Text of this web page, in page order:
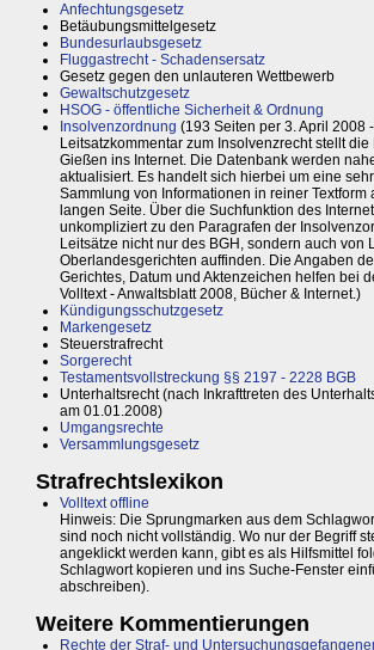
Anfechtungsgesetz
Betäubungsmittelgesetz
Bundesurlaubsgesetz
Fluggastrecht - Schadensersatz
Gesetz gegen den unlauteren Wettbewerb
Gewaltschutzgesetz
HSOG - öffentliche Sicherheit & Ordnung
Insolvenzordnung (193 Seiten per 3. April 2008
Leitsatzkommentar zum Insolvenzrecht stellt
Gießen ins Internet. Die Datenbank werden
aktualisiert. Es handelt sich hierbei um eine
Sammlung von Informationen in reiner Textform
langen Seite. Über die Suchfunktion des
unkompliziert zu den Paragrafen der
Leitsätze nicht nur des BGH, sondern auch von
Oberlandesgerichten auffinden. Die Angaben
Gerichtes, Datum und Aktenzeichen helfen bei
Volltext - Anwaltsblatt 2008, Bücher & Internet.)
Kündigungsschutzgesetz
Markengesetz
Steuerstrafrecht
Sorgerecht
Testamentsvollstreckung §§ 2197 - 2228 BGB
Unterhaltsrecht (nach Inkrafttreten des
am 01.01.2008)
Umgangsrechte
Versammlungsgesetz
Strafrechtslexikon
Volltext offline
Hinweis: Die Sprungmarken aus dem
sind noch nicht vollständig. Wo nur der Begriff
angeklickt werden kann, gibt es als Hilfsmittel
Schlagwort kopieren und ins Suche-Fenster
abschreiben).
Weitere Kommentierungen
Rechte der Straf- und